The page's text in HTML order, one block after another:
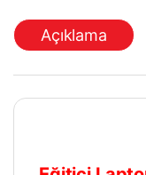
Açıklama